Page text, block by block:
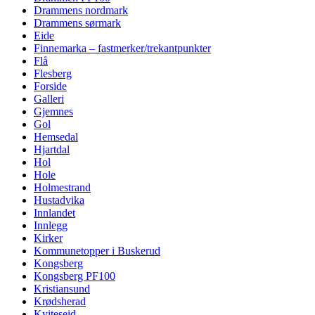
Drammens nordmark
Drammens sørmark
Eide
Finnemarka – fastmerker/trekantpunkter
Flå
Flesberg
Forside
Galleri
Gjemnes
Gol
Hemsedal
Hjartdal
Hol
Hole
Holmestrand
Hustadvika
Innlandet
Innlegg
Kirker
Kommunetopper i Buskerud
Kongsberg
Kongsberg PF100
Kristiansund
Krødsherad